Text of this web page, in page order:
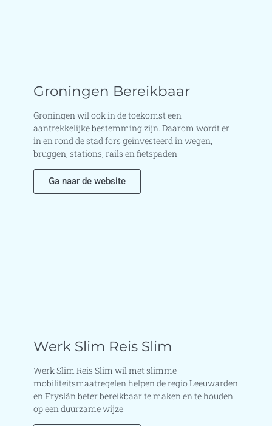
Groningen Bereikbaar
Groningen wil ook in de toekomst een
aantrekkelijke bestemming zijn. Daarom wordt er
in en rond de stad fors geïnvesteerd in wegen,
bruggen, stations, rails en fietspaden.
Ga naar de website
Werk Slim Reis Slim
Werk Slim Reis Slim wil met slimme
mobiliteitsmaatregelen helpen de regio Leeuwarden
en Fryslân beter bereikbaar te maken en te houden
op een duurzame wijze.